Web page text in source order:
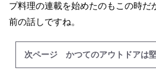
プ料理の連載を始めたのもこの時だ
前の話しですね。
次ページ かつてのアウトドアは